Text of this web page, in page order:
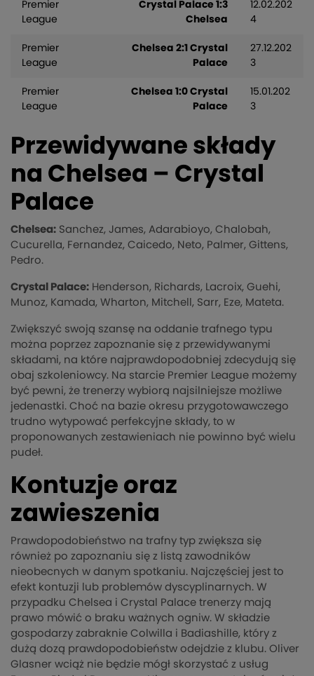
Premier
League
Crystal Palace 1:3
Chelsea
12.02.202
4
Premier
League
Chelsea 2:1 Crystal
Palace
27.12.202
3
Premier
League
Chelsea 1:0 Crystal
Palace
15.01.202
3
Przewidywane składy
na Chelsea – Crystal
Palace
Chelsea: Sanchez, James, Adarabioyo, Chalobah,
Cucurella, Fernandez, Caicedo, Neto, Palmer, Gittens,
Pedro.
Crystal Palace: Henderson, Richards, Lacroix, Guehi,
Munoz, Kamada, Wharton, Mitchell, Sarr, Eze, Mateta.
Zwiększyć swoją szansę na oddanie trafnego typu
można poprzez zapoznanie się z przewidywanymi
składami, na które najprawdopodobniej zdecydują się
obaj szkoleniowcy. Na starcie Premier League możemy
być pewni, że trenerzy wybiorą najsilniejsze możliwe
jedenastki. Choć na bazie okresu przygotowawczego
trudno wytypować perfekcyjne składy, to w
proponowanych zestawieniach nie powinno być wielu
pudeł.
Kontuzje oraz
zawieszenia
Prawdopodobieństwo na trafny typ zwiększa się
również po zapoznaniu się z listą zawodników
nieobecnych w danym spotkaniu. Najczęściej jest to
efekt kontuzji lub problemów dyscyplinarnych. W
przypadku Chelsea i Crystal Palace trenerzy mają
prawo mówić o braku ważnych ogniw. W składzie
gospodarzy zabraknie Colwilla i Badiashille, który z
dużą dozą prawdopodobieństw odejdzie z klubu. Oliver
Glasner wciąż nie będzie mógł skorzystać z usług